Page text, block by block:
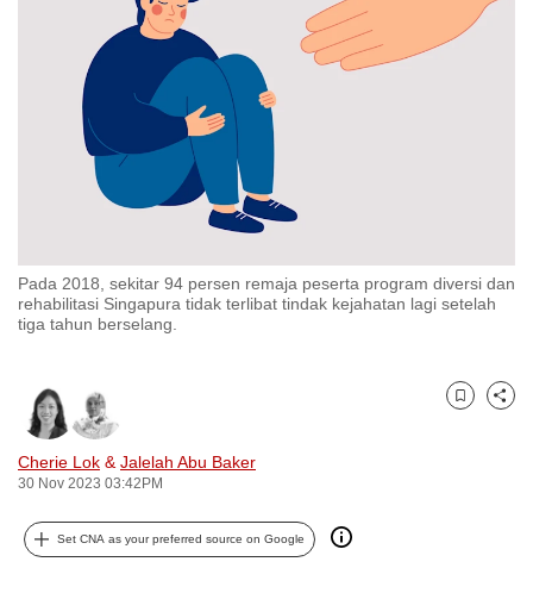
Pada 2018, sekitar 94 persen remaja peserta program diversi dan
rehabilitasi Singapura tidak terlibat tindak kejahatan lagi setelah
tiga tahun berselang.
Cherie Lok & Jalelah Abu Baker
30 Nov 2023 03:42PM
Bookmark
Share
Set CNA as your preferred source on Google
switch
browsers
but
we
want
with
CNA
to
secure
and
the
it
can